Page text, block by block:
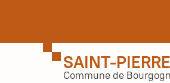
SAINT-
Commune de